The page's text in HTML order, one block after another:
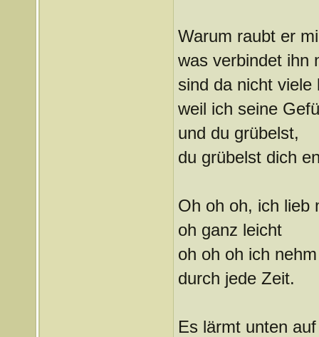
Warum raubt er
was verbindet ihn
sind da nicht viele
weil ich seine
und du grübelst,
du grübelst dich
Oh oh oh, ich lieb
oh ganz leicht
oh oh oh ich
durch jede Zeit.
Es lärmt unten